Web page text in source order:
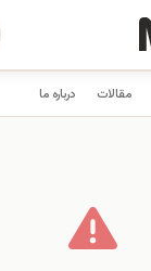
مقالات درباره ما